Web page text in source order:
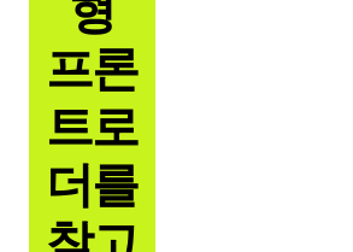
프론
트로
더를
찾고